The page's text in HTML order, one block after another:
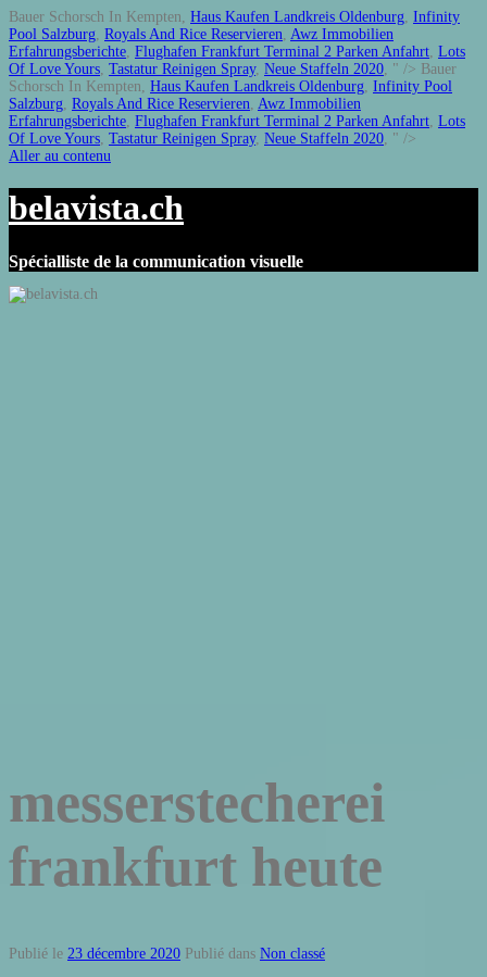
Bauer Schorsch In Kempten, Haus Kaufen Landkreis Oldenburg, Infinity
Pool Salzburg, Royals And Rice Reservieren, Awz Immobilien
Erfahrungsberichte, Flughafen Frankfurt Terminal 2 Parken Anfahrt, Lots
Of Love Yours, Tastatur Reinigen Spray, Neue Staffeln 2020, " /> Bauer
Schorsch In Kempten, Haus Kaufen Landkreis Oldenburg, Infinity Pool
Salzburg, Royals And Rice Reservieren, Awz Immobilien
Erfahrungsberichte, Flughafen Frankfurt Terminal 2 Parken Anfahrt, Lots
Of Love Yours, Tastatur Reinigen Spray, Neue Staffeln 2020, " />
Aller au contenu
belavista.ch
Spécialliste de la communication visuelle
messerstecherei
frankfurt heute
Publié le 23 décembre 2020 Publié dans Non classé